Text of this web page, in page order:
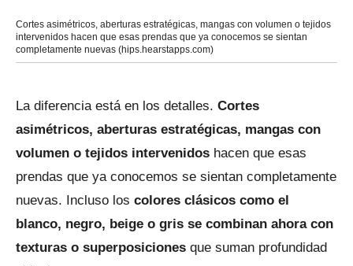
Cortes asimétricos, aberturas estratégicas, mangas con volumen o tejidos
intervenidos hacen que esas prendas que ya conocemos se sientan
completamente nuevas (hips.hearstapps.com)
La diferencia está en los detalles. Cortes
asimétricos, aberturas estratégicas, mangas con
volumen o tejidos intervenidos hacen que esas
prendas que ya conocemos se sientan completamente
nuevas. Incluso los colores clásicos como el
blanco, negro, beige o gris se combinan ahora con
texturas o superposiciones que suman profundidad